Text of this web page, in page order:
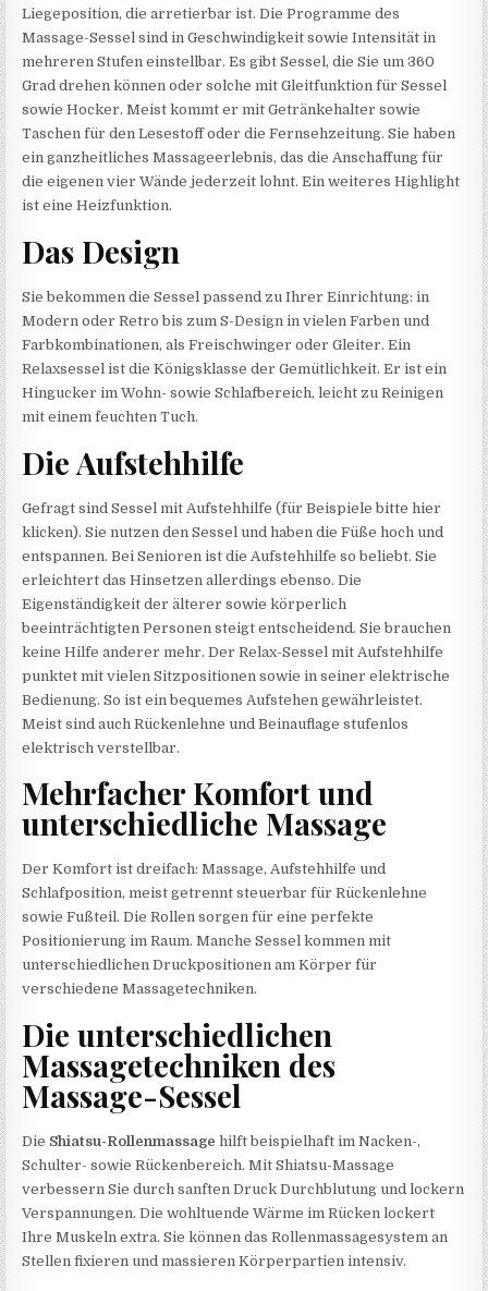
Liegeposition, die arretierbar ist. Die Programme des
Massage-Sessel sind in Geschwindigkeit sowie Intensität in
mehreren Stufen einstellbar. Es gibt Sessel, die Sie um 360
Grad drehen können oder solche mit Gleitfunktion für Sessel
sowie Hocker. Meist kommt er mit Getränkehalter sowie
Taschen für den Lesestoff oder die Fernsehzeitung. Sie haben
ein ganzheitliches Massageerlebnis, das die Anschaffung für
die eigenen vier Wände jederzeit lohnt. Ein weiteres Highlight
ist eine Heizfunktion.
Das Design
Sie bekommen die Sessel passend zu Ihrer Einrichtung: in
Modern oder Retro bis zum S-Design in vielen Farben und
Farbkombinationen, als Freischwinger oder Gleiter. Ein
Relaxsessel ist die Königsklasse der Gemütlichkeit. Er ist ein
Hingucker im Wohn- sowie Schlafbereich, leicht zu Reinigen
mit einem feuchten Tuch.
Die Aufstehhilfe
Gefragt sind Sessel mit Aufstehhilfe (für Beispiele bitte hier
klicken). Sie nutzen den Sessel und haben die Füße hoch und
entspannen. Bei Senioren ist die Aufstehhilfe so beliebt. Sie
erleichtert das Hinsetzen allerdings ebenso. Die
Eigenständigkeit der älterer sowie körperlich
beeinträchtigten Personen steigt entscheidend. Sie brauchen
keine Hilfe anderer mehr. Der Relax-Sessel mit Aufstehhilfe
punktet mit vielen Sitzpositionen sowie in seiner elektrische
Bedienung. So ist ein bequemes Aufstehen gewährleistet.
Meist sind auch Rückenlehne und Beinauflage stufenlos
elektrisch verstellbar.
Mehrfacher Komfort und
unterschiedliche Massage
Der Komfort ist dreifach: Massage, Aufstehhilfe und
Schlafposition, meist getrennt steuerbar für Rückenlehne
sowie Fußteil. Die Rollen sorgen für eine perfekte
Positionierung im Raum. Manche Sessel kommen mit
unterschiedlichen Druckpositionen am Körper für
verschiedene Massagetechniken.
Die unterschiedlichen
Massagetechniken des
Massage-Sessel
Die Shiatsu-Rollenmassage hilft beispielhaft im Nacken-,
Schulter- sowie Rückenbereich. Mit Shiatsu-Massage
verbessern Sie durch sanften Druck Durchblutung und lockern
Verspannungen. Die wohltuende Wärme im Rücken lockert
Ihre Muskeln extra. Sie können das Rollenmassagesystem an
Stellen fixieren und massieren Körperpartien intensiv.